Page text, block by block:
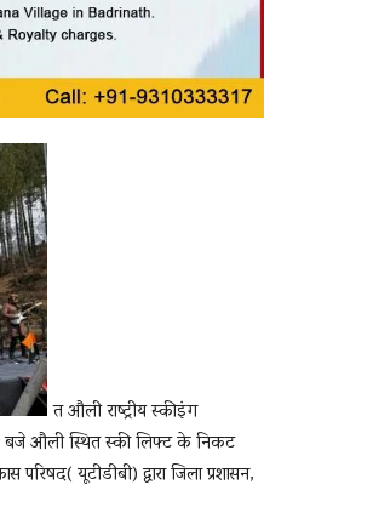
त औली राष्ट्रीय स्कीइंग
बजे औली स्थित स्की लिफ्ट के निकट
यूटीडीबी) द्वारा जिला प्रशासन,